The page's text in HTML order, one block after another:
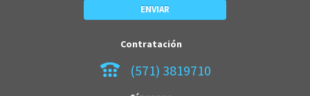
Contratación
(571) 3819710